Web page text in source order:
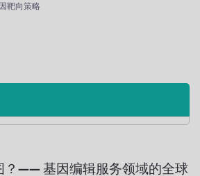
靶向策略
？—— 基因编辑服务领域的全球